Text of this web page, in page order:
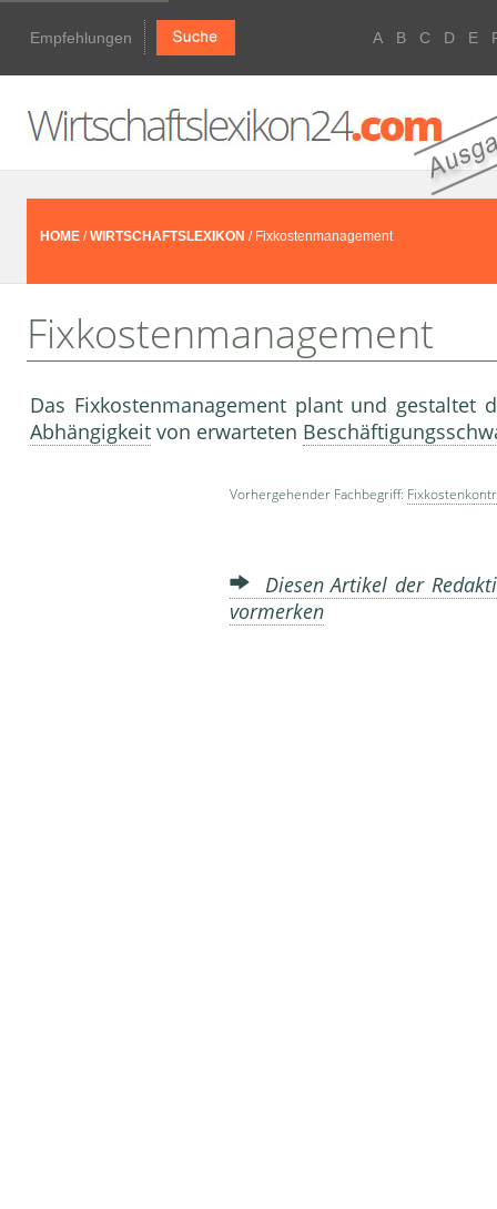
Empfehlungen A B C D E
HOME /WIRTSCHAFTSLEXIKON / Fixkostenmanagement
Fixkostenmanagement
Das Fixkostenmanagement plant und
Abhängigkeit von erwarteten
Vorhergehender Fachbegriff:
Diesen Artikel der
vormerken